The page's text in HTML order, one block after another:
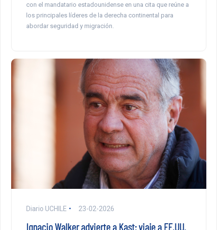
con el mandatario estadounidense en una cita que reúne a
los principales líderes de la derecha continental para
abordar seguridad y migración.
Diario UCHILE 23-02-2026
Ignacio Walker advierte a Kast: viaje a EE.UU.